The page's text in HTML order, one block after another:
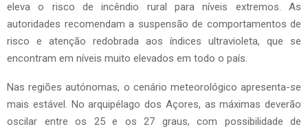
eleva o risco de incêndio rural para níveis extremos. As
autoridades recomendam a suspensão de comportamentos de
risco e atenção redobrada aos índices ultravioleta, que se
encontram em níveis muito elevados em todo o país.
Nas regiões autónomas, o cenário meteorológico apresenta-se
mais estável. No arquipélago dos Açores, as máximas deverão
oscilar entre os 25 e os 27 graus, com possibilidade de